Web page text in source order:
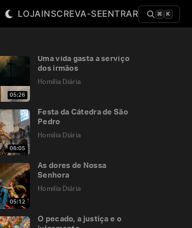
LOJAINSCREVA-SEENTRAR ⌘ K
05:26
Uma vida gasta a serviço
dos irmãos
Homilia Diária
06:05
Festa da Cátedra de São
Pedro
Homilia Diária
05:12
As dores de Nossa
Senhora
Homilia Diária
O pecado, a justiça e o